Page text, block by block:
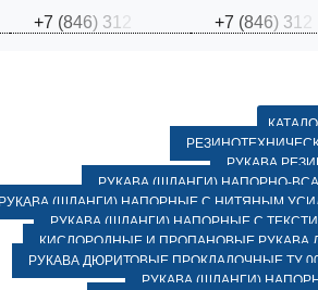
+7 (846) 31 +7 (846) 31
РУКАВА
РУКАВА (ШЛАНГИ) НАПОРНО-
(ШЛАНГИ) НАПОРНЫЕ С НИТЯНЫМ
РУКАВА (ШЛАНГИ) НАПОРНЫЕ С
КИСЛОРОДНЫЕ И ПРОПАНОВЫЕ РУКАВА
РУКАВА ДЮРИТОВЫЕ ПРОКЛАДОЧНЫЕ ТУ
РУКАВА (ШЛАНГИ)